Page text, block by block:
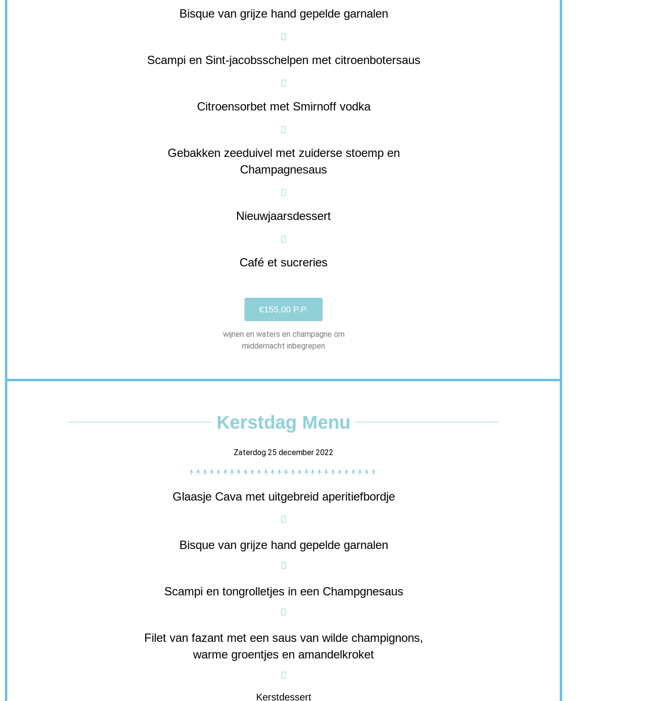
Bisque van grijze hand gepelde garnalen
Scampi en Sint-jacobsschelpen met citroenbotersaus
Citroensorbet met Smirnoff vodka
Gebakken zeeduivel met zuiderse stoemp en
Champagnesaus
Nieuwjaarsdessert
Café et sucreries
€155,00 P.P.
wijnen en waters en champagne om
middernacht inbegrepen
Kerstdag Menu
Zaterdog 25 december 2022
Glaasje Cava met uitgebreid aperitiefbordje
Bisque van grijze hand gepelde garnalen
Scampi en tongrolletjes in een Champgnesaus
Filet van fazant met een saus van wilde champignons,
warme groentjes en amandelkroket
Kerstdessert